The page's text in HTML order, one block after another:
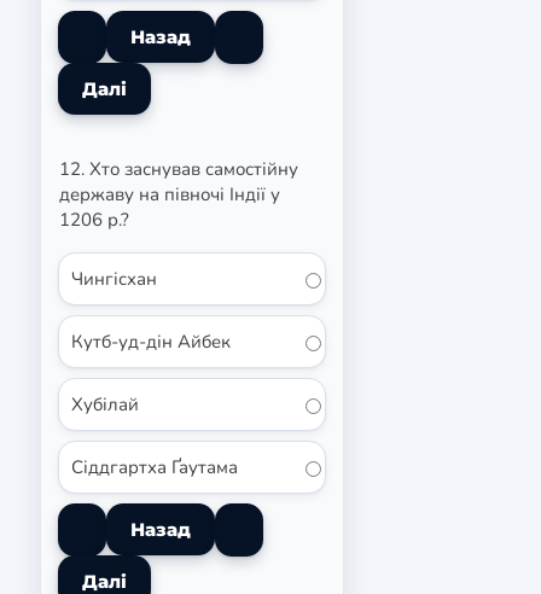
12. Хто заснував самостійну
державу на півночі Індії у
1206 р.?
Чингісхан
Кутб-уд-дін Айбек
Хубілай
Сіддгартха Ґаутама